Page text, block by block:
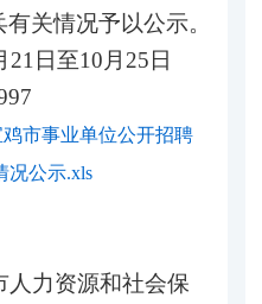
关情况予以公示。
日至10月25日
鸡市事业单位公开招聘
况公示.xls
源和社会保